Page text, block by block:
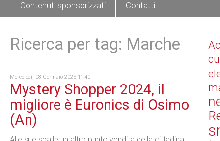
Contenuti sponsorizzati Contatti
Ricerca per tag: Marche
Mercoledì, 08 Gennaio 2025 11:40
Mystery Shopper 2024, il
migliore è Euronics di Osimo
(An)